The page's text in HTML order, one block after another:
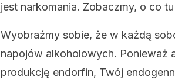
jest narkomania. Zobaczmy, o co
Wyobraźmy sobie, że w każdą
napojów alkoholowych. Ponieważ
produkcję endorfin, Twój